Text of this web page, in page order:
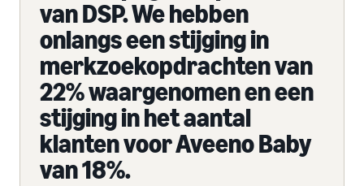
van DSP. We hebben
onlangs een stijging in
merkzoekopdrachten van
22% waargenomen en een
stijging in het aantal
klanten voor Aveeno Baby
van 18%.